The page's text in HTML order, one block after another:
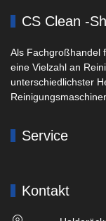
CS Clean -
Als Fachgroßhandel
eine Vielzahl an
unterschiedlichster
Service
Kontakt